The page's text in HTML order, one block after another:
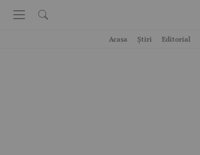
Acasa Știri Editorial